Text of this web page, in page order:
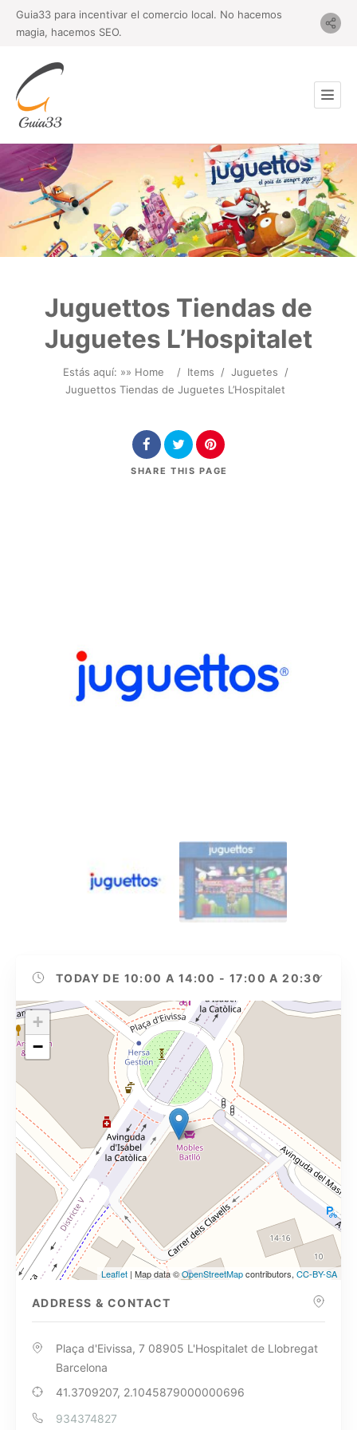
Guia33 para incentivar el comercio local. No hacemos
magia, hacemos SEO.
Juguettos Tiendas de
Juguetes L’Hospitalet
Estás aquí: »» Home / Items / Juguetes
/
Juguettos Tiendas de Juguetes L’Hospitalet
SHARE THIS PAGE
TODAY DE 10:00 A 14:00 - 17:00 A 20:30
+
−
Leaflet | Map data ©OpenStreetMapcontributors, CC-BY-SA
ADDRESS & CONTACT
Plaça d'Eivissa, 7 08905 L'Hospitalet de Llobregat
Barcelona
41.3709207, 2.1045879000000696
934374827